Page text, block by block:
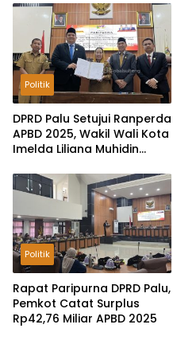
Politik
DPRD Palu Setujui Ranperda
APBD 2025, Wakil Wali Kota
Imelda Liliana Muhidin
Keuangan Terus Dibenahi
Politik
Rapat Paripurna DPRD Palu,
Pemkot Catat Surplus
Rp42,76 Miliar APBD 2025